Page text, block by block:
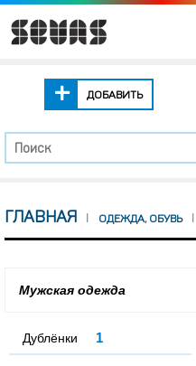
ДОБАВИТЬ
ГЛАВНАЯ ОДЕЖДА, ОБУВЬ
Мужская одежда
Дублёнки 1